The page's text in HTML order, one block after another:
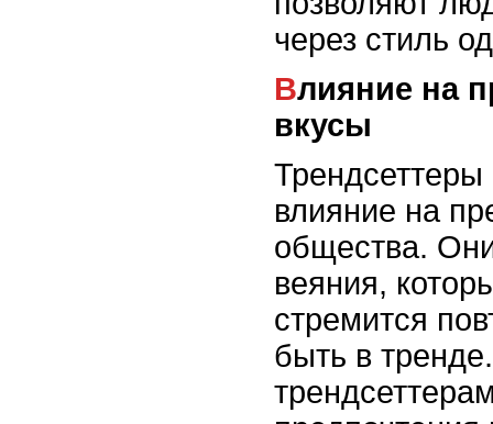
через стиль
Влияние на предпочтения и
вкусы
влияние на
общества.
веяния,
стремится
быть в